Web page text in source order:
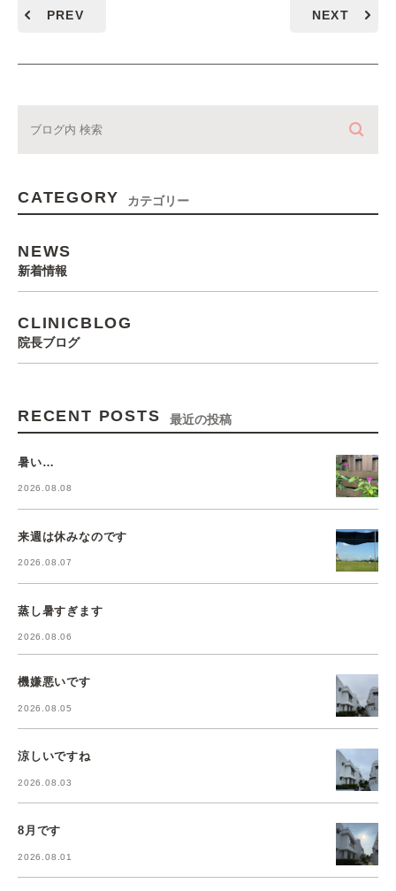
PREV NEXT
CATEGORY カテゴリー
NEWS
新着情報
CLINICBLOG
院長ブログ
RECENT POSTS 最近の投稿
暑い…
2026.08.08
来週は休みなのです
2026.08.07
蒸し暑すぎます
2026.08.06
機嫌悪いです
2026.08.05
涼しいですね
2026.08.03
8月です
2026.08.01